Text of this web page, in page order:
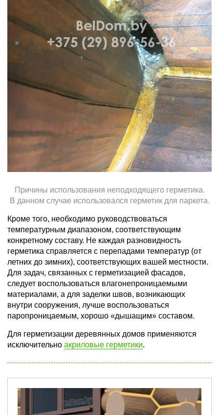
Причины использования неподходящего герметика.
В данном случае использовался герметик для паркета.
Кроме того, необходимо руководствоваться
температурным диапазоном, соответствующим
конкретному составу. Не каждая разновидность
герметика справляется с перепадами температур (от
летних до зимних), соответствующих вашей местности.
Для задач, связанных с герметизацией фасадов,
следует воспользоваться влагонепроницаемыми
материалами, а для заделки швов, возникающих
внутри сооружения, лучше воспользоваться
паропроницаемым, хорошо «дышащим» составом.
Для герметизации деревянных домов применяются
исключительно акриловые герметики.